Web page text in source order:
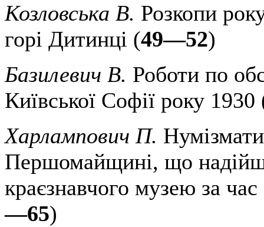
Козловська В. Розкопи
горі Дитинці (49—52)
Базилевич В. Роботи по
Київської Софії року 1930
Харлампович П.
Першомайщині, що
краєзнавчого музею за
—65)